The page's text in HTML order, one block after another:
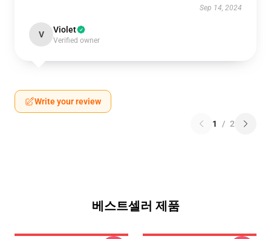
Sep 14, 2024
V Violet
Verified owner
Write your review
1 / 2
베스트셀러 제품